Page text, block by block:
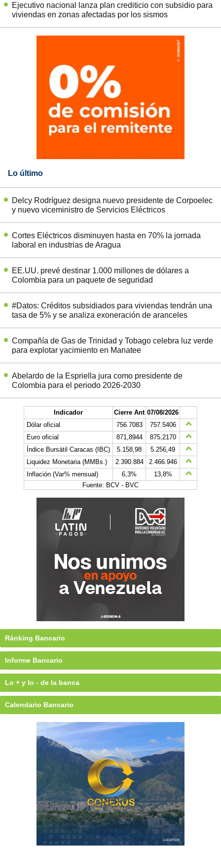
Ejecutivo nacional lanza plan crediticio con subsidio para
viviendas en zonas afectadas por los sismos
Lo último
Delcy Rodríguez designa nuevo presidente de Corpoelec
y nuevo viceministro de Servicios Eléctricos
Cortes Eléctricos disminuyen hasta en 70% la jornada
laboral en industrias de Aragua
EE.UU. prevé destinar 1.000 millones de dólares a
Colombia para un paquete de seguridad
#Datos: Créditos subsidiados para viviendas tendrán una
tasa de 5% y se analiza exoneración de aranceles
Compañía de Gas de Trinidad y Tobago celebra luz verde
para explotar yacimiento en Manatee
Abelardo de la Espriella jura como presidente de
Colombia para el periodo 2026-2030
Indicador Cierre Ant 07/08/2026
Dólar oficial
756.7083
757.5406
Euro oficial
871,8944
875,2170
Índice Bursátil Caracas (IBC)
5.158,98
5.256,49
Liquidez Monetaria (MMBs.)
2.390.884
2.466.946
Inflación (Var% mensual)
6,3%
13,8%
Fuente: BCV - BVC
Ránking Bancario
Informe Bancario
Lo + y lo - de la banca
Calendario Bancario